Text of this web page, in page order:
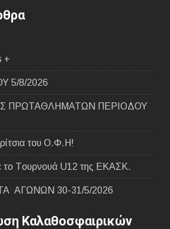
+
5/8/2026
ΠΡΩΤΑΘΛΗΜΑΤΩΝ ΠΕΡΙΟΔΟΥ
του Ο.Φ.Η!
το Tουρνουά U12 της ΕΚΑΣΚ.
ΑΓΩΝΩΝ 30-31/5/2026
Καλαθοσφαιρικών